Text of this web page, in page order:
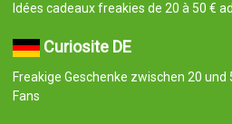
Idées cadeaux freakies de 20 à 50 €
Curiosite DE
Freakige Geschenke zwischen 20
Fans